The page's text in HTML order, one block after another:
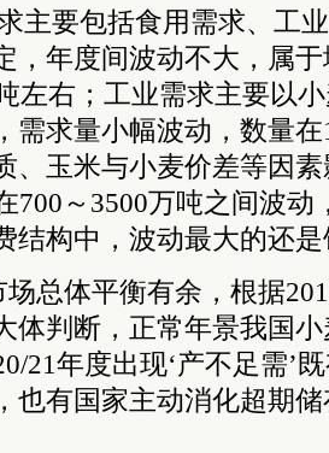
主要包括食用需求、工
，年度间波动不大，属
左右；工业需求主要以
需求量小幅波动，数量
、玉米与小麦价差等因
700～3500万吨之间波动
结构中，波动最大的还
场总体平衡有余，根据
体判断，正常年景我国
21年度出现‘产不足需’
也有国家主动消化超期